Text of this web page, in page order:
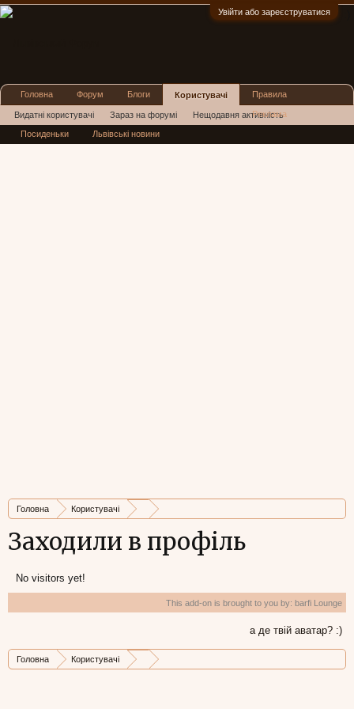
Увійти або зареєструватися
Головна Користувачі
Заходили в профіль
No visitors yet!
This add-on is brought to you by: barfi Lounge
а де твій аватар? :)
Головна Користувачі
Головна Форум Блоги Користувачі
Видатні користувачі Зараз на форумі Нещодавня активність
Нові повідомлення профілю
Правила
Реклама
Посиденьки Львівські новини